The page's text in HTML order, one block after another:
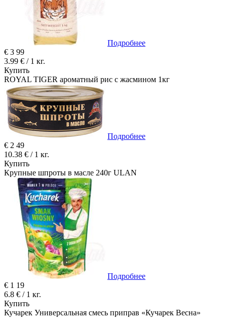
Подробнее
€ 3 99
3.99 € / 1 кг.
Купить
ROYAL TIGER ароматный рис с жасмином 1кг
Подробнее
€ 2 49
10.38 € / 1 кг.
Купить
Крупные шпроты в масле 240г ULAN
Подробнее
€ 1 19
6.8 € / 1 кг.
Купить
Кучарек Универсальная смесь приправ «Кучарек Весна»